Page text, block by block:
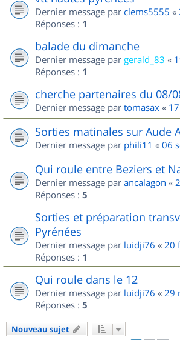
Dernier message par clems5555 «
Réponses : 1
balade du dimanche
Dernier message par gerald_83 «
Réponses : 1
cherche partenaires du 08/
Dernier message par tomasax «
Sorties matinales sur Aude
Dernier message par phili11 « 06
Qui roule entre Beziers et
Dernier message par ancalagon «
Réponses : 5
Sorties et préparation
Pyrénées
Dernier message par luidji76 « 20
Réponses : 1
Qui roule dans le 12
Dernier message par luidji76 « 29
Réponses : 5
Nouveau sujet